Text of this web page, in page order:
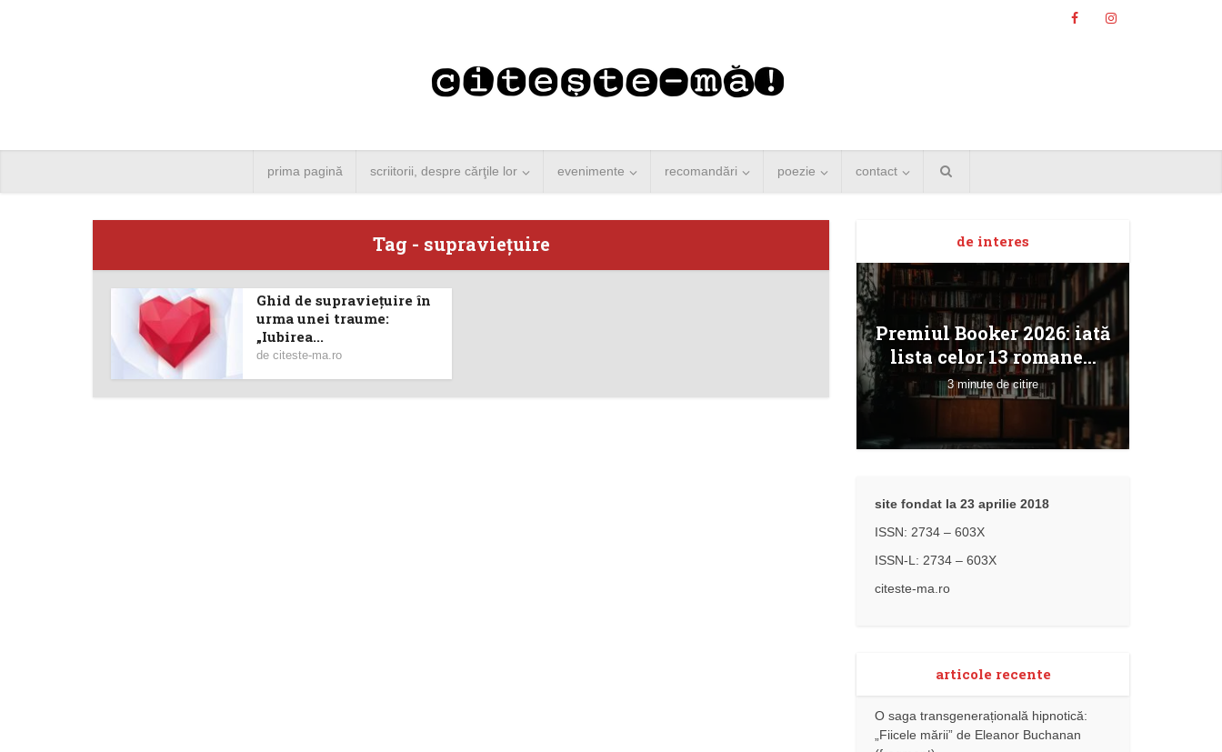
prima pagină scriitorii, despre cărţile lor evenimente recomandări poezie contact
Tag - supravieţuire
Ghid de supravieţuire în
urma unei traume:
„Iubirea...
de citeste-ma.ro
de interes
Angela Merkel vine la
Premiul Booker 2026: iată
lista celor 13 romane...
3 minute de citire
site fondat la 23 aprilie 2018
ISSN: 2734 – 603X
ISSN-L: 2734 – 603X
citeste-ma.ro
articole recente
O saga transgenerațională hipnotică:
„Fiicele mării” de Eleanor Buchanan